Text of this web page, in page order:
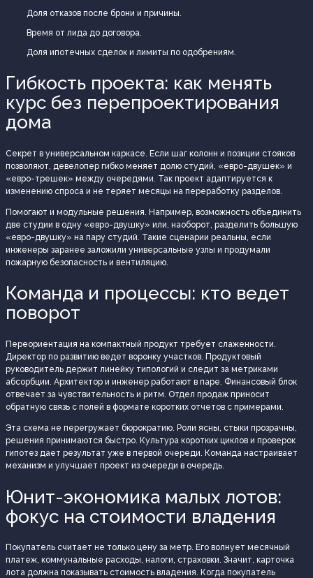
Доля отказов после брони и причины.
Время от лида до договора.
Доля ипотечных сделок и лимиты по одобрениям.
Гибкость проекта: как менять
курс без перепроектирования
дома
Секрет в универсальном каркасе. Если шаг колонн и позиции стояков
позволяют, девелопер гибко меняет долю студий, «евро-двушек» и
«евро-трешек» между очередями. Так проект адаптируется к
изменению спроса и не теряет месяцы на переработку разделов.
Помогают и модульные решения. Например, возможность объединить
две студии в одну «евро-двушку» или, наоборот, разделить большую
«евро-двушку» на пару студий. Такие сценарии реальны, если
инженеры заранее заложили универсальные узлы и продумали
пожарную безопасность и вентиляцию.
Команда и процессы: кто ведет
поворот
Переориентация на компактный продукт требует слаженности.
Директор по развитию ведет воронку участков. Продуктовый
руководитель держит линейку типологий и следит за метриками
абсорбции. Архитектор и инженер работают в паре. Финансовый блок
отвечает за чувствительность и ритм. Отдел продаж приносит
обратную связь с полей в формате коротких отчетов с примерами.
Эта схема не перегружает бюрократию. Роли ясны, стыки прозрачны,
решения принимаются быстро. Культура коротких циклов и проверок
гипотез дает результат уже в первой очереди. Команда настраивает
механизм и улучшает проект из очереди в очередь.
Юнит-экономика малых лотов:
фокус на стоимости владения
Покупатель считает не только цену за метр. Его волнует месячный
платеж, коммунальные расходы, налоги, страховки. Значит, карточка
лота должна показывать стоимость владения. Когда покупатель